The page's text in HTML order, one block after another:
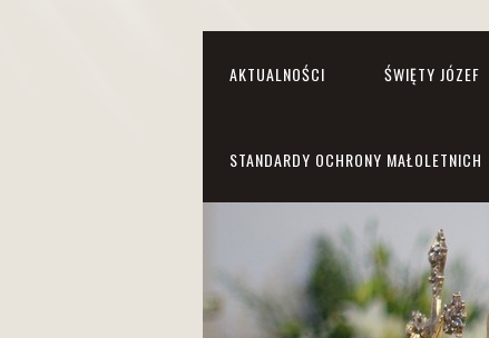
AKTUALNOŚCI ŚWIĘTY JÓZEF
STANDARDY OCHRONY MAŁOLETNICH